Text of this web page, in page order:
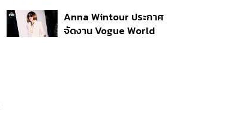
กระสุนอีกกว่า 30 นัด หาก
ไม่จบชีวิตตัวเองอาจสูญ
Anna Wintour ประกาศ
จัดงาน Vogue World